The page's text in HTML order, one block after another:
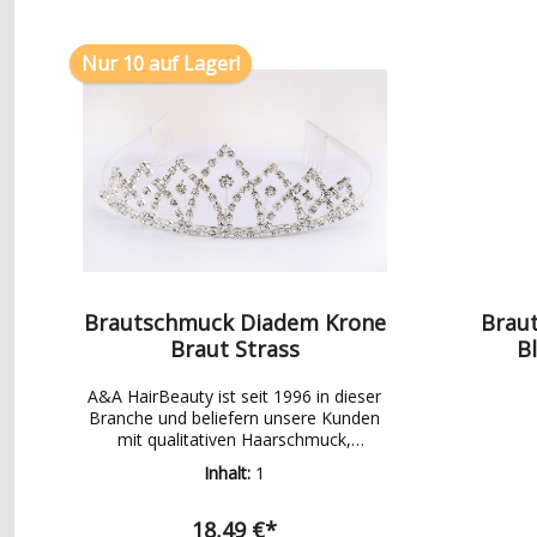
mit
Nur 10 auf Lager!
Brautschmuck Diadem Krone
Braut Strass
A&A HairBeauty ist seit 1996 in dieser
Branche und beliefern unsere Kunden
mit qualitativen Haarschmuck,
Modeschmuck, Brautschmuck, Pflege-
und Friseurbedarf Produkten.Wir haben
welches ständig wächst. Hierzu ein
Inhalt: 1
18,49 €*